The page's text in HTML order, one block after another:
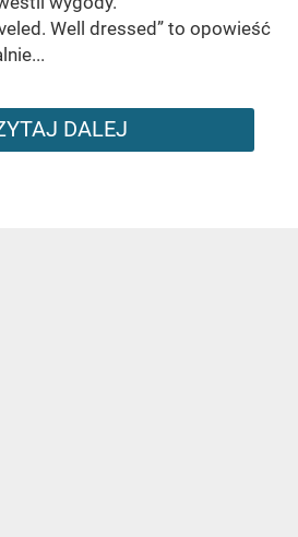
Well dressed” to opowieść
DALEJ